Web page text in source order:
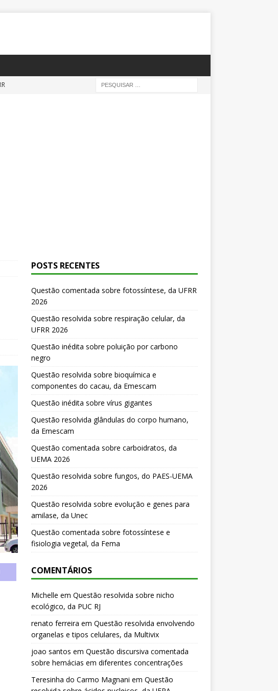
POSTS RECENTES
Questão comentada sobre fotossíntese, da UFRR
2026
Questão resolvida sobre respiração celular, da
UFRR 2026
Questão inédita sobre poluição por carbono
negro
Questão resolvida sobre bioquímica e
componentes do cacau, da Emescam
Questão inédita sobre vírus gigantes
Questão resolvida glândulas do corpo humano,
da Emescam
Questão comentada sobre carboidratos, da
UEMA 2026
Questão resolvida sobre fungos, do PAES-UEMA
2026
Questão resolvida sobre evolução e genes para
amilase, da Unec
Questão comentada sobre fotossíntese e
fisiologia vegetal, da Fema
COMENTÁRIOS
Michelle em Questão resolvida sobre nicho
ecológico, da PUC RJ
renato ferreira em Questão resolvida envolvendo
organelas e tipos celulares, da Multivix
joao santos em Questão discursiva comentada
sobre hemácias em diferentes concentrações
Teresinha do Carmo Magnani em Questão